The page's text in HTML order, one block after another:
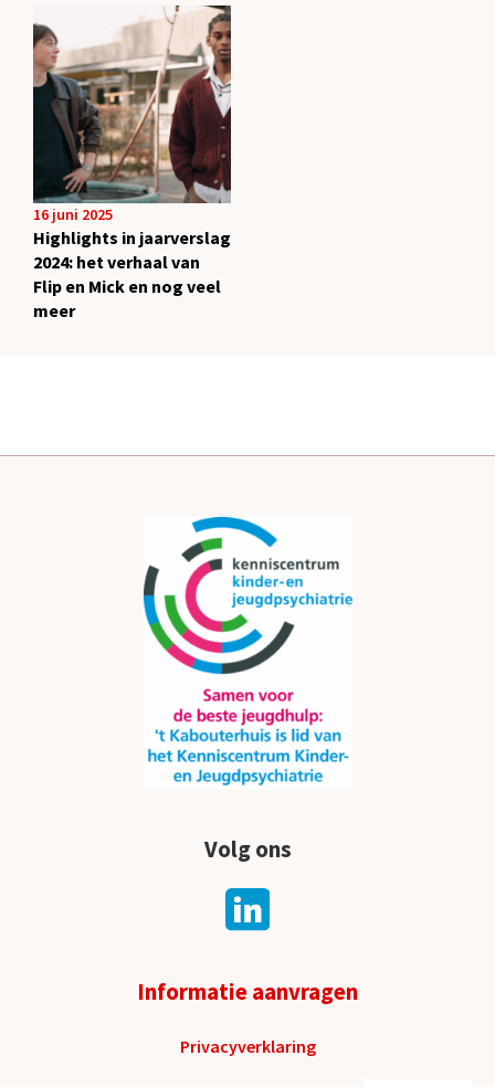
16 juni 2025
Highlights in jaarverslag
2024: het verhaal van
Flip en Mick en nog veel
meer
Volg ons
Informatie aanvragen
Privacyverklaring